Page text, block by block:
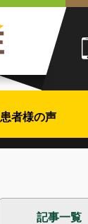
患者様の声
記事一覧